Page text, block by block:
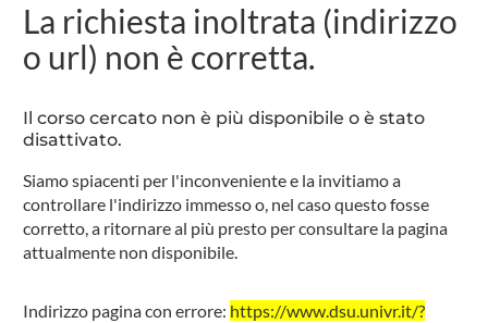
La richiesta inoltrata (indirizzo
o url) non è corretta.
Il corso cercato non è più disponibile o è stato
disattivato.
Siamo spiacenti per l'inconveniente e la invitiamo a
controllare l'indirizzo immesso o, nel caso questo fosse
corretto, a ritornare al più presto per consultare la pagina
attualmente non disponibile.
Indirizzo pagina con errore: https://www.dsu.univr.it/?